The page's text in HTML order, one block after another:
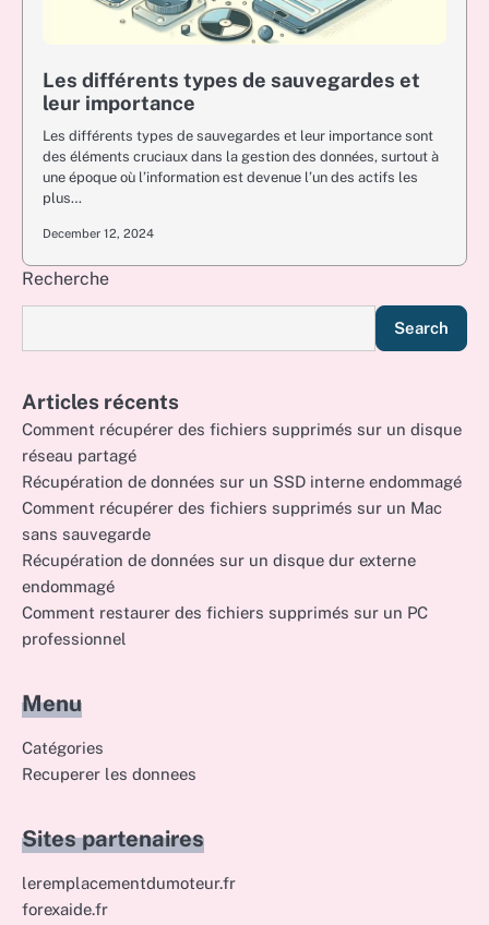
Les différents types de sauvegardes et
leur importance
Les différents types de sauvegardes et leur importance sont
des éléments cruciaux dans la gestion des données, surtout à
une époque où l’information est devenue l’un des actifs les
plus…
December 12, 2024
Recherche
Search
Articles récents
Comment récupérer des fichiers supprimés sur un disque
réseau partagé
Récupération de données sur un SSD interne endommagé
Comment récupérer des fichiers supprimés sur un Mac
sans sauvegarde
Récupération de données sur un disque dur externe
endommagé
Comment restaurer des fichiers supprimés sur un PC
professionnel
Menu
Catégories
Recuperer les donnees
Sites partenaires
leremplacementdumoteur.fr
forexaide.fr